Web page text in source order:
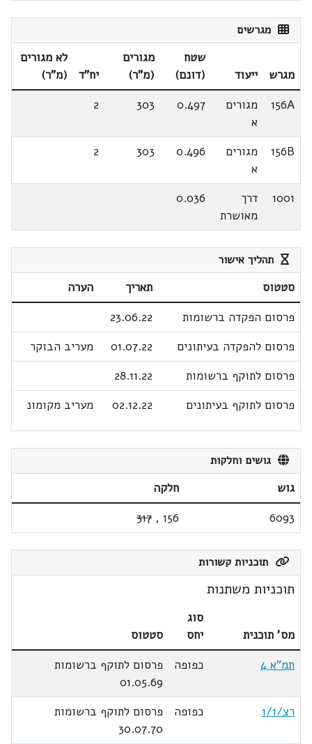
מגרשים
מגרש ייעוד
שטח
(דונם)
מגורים
(מ"ר)
יח"ד
לא מגורים
(מ"ר)
156A
מגורים
א
0.497
303
2
156B
מגורים
א
0.496
303
2
1001
דרך
מאושרת
0.036
תהליך אישור
סטטוס תאריך
הערה
פרסום הפקדה ברשומות
23.06.22
פרסום להפקדה בעיתונים
01.07.22
מעריב הבוקר
פרסום לתוקף ברשומות
28.11.22
פרסום לתוקף בעיתונים
02.12.22 מעריב מקומונ
גושים וחלקות
גוש
חלקה
6093
156
,
317
תוכניות קשורות
תוכניות משתנות
מס' תוכנית
סוג
יחס
סטטוס
תמ"א 4
כפופה
פרסום לתוקף ברשומות
01.05.69
רצ/1/1
כפופה
פרסום לתוקף ברשומות
30.07.70